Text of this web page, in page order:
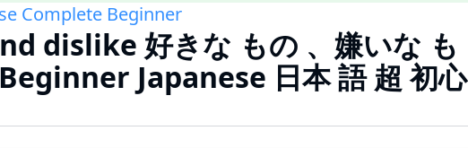
Complete Beginner
dislike 好きな もの 、嫌いな も
Japanese 日本 語 超 初心